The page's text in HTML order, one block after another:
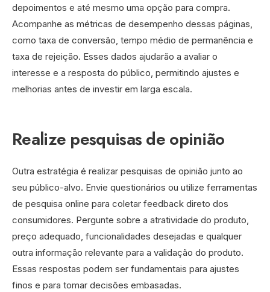
depoimentos e até mesmo uma opção para compra.
Acompanhe as métricas de desempenho dessas páginas,
como taxa de conversão, tempo médio de permanência e
taxa de rejeição. Esses dados ajudarão a avaliar o
interesse e a resposta do público, permitindo ajustes e
melhorias antes de investir em larga escala.
Realize pesquisas de opinião
Outra estratégia é realizar pesquisas de opinião junto ao
seu público-alvo. Envie questionários ou utilize ferramentas
de pesquisa online para coletar feedback direto dos
consumidores. Pergunte sobre a atratividade do produto,
preço adequado, funcionalidades desejadas e qualquer
outra informação relevante para a validação do produto.
Essas respostas podem ser fundamentais para ajustes
finos e para tomar decisões embasadas.